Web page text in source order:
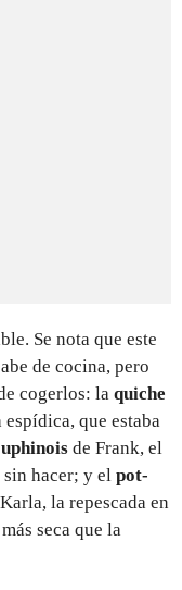
Se nota que este
de cocina, pero
cogerlos: la quiche
que estaba
de Frank, el
hacer; y el pot-
la repescada en
seca que la